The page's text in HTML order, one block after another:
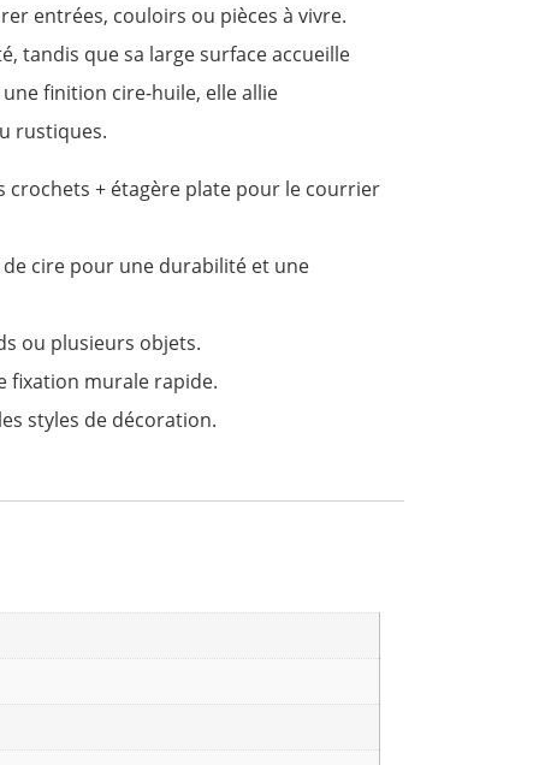
entrées, couloirs ou pièces à vivre.
tandis que sa large surface accueille
finition cire-huile, elle allie
rustiques.
crochets + étagère plate pour le courrier
cire pour une durabilité et une
ou plusieurs objets.
fixation murale rapide.
styles de décoration.